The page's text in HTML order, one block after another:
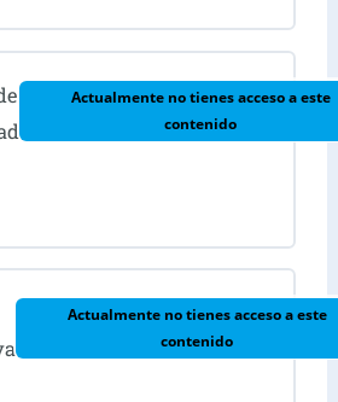
Actualmente no tienes acceso a este
contenido
Actualmente no tienes acceso a este
contenido